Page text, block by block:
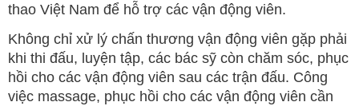
thao Việt Nam để hỗ trợ các vận động viên.
Không chỉ xử lý chấn thương vận động viên gặp phải
khi thi đấu, luyện tập, các bác sỹ còn chăm sóc, phục
hồi cho các vận động viên sau các trận đấu. Công
việc massage, phục hồi cho các vận động viên cần